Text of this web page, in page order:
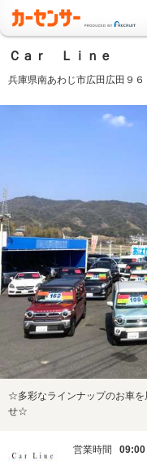
Ｃａｒ Ｌｉｎｅ
兵庫県南あわじ市広田広田９６
☆多彩なラインナップのお車を
せ☆
営業時間